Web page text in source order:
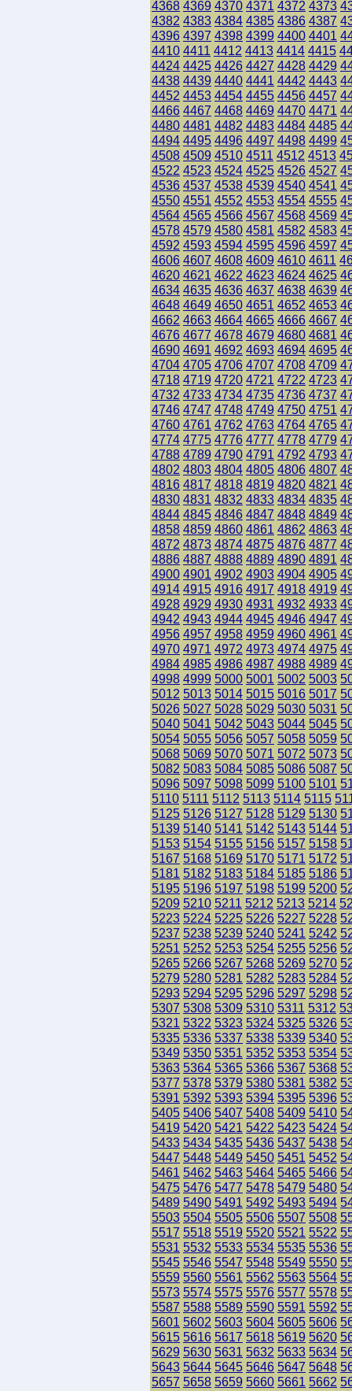
4368 4369 4370 4371 4372 4373
4382 4383 4384 4385 4386 4387
4396 4397 4398 4399 4400 4401
4410 4411 4412 4413 4414 4415
4424 4425 4426 4427 4428 4429
4438 4439 4440 4441 4442 4443
4452 4453 4454 4455 4456 4457
4466 4467 4468 4469 4470 4471
4480 4481 4482 4483 4484 4485
4494 4495 4496 4497 4498 4499
4508 4509 4510 4511 4512 4513
4522 4523 4524 4525 4526 4527
4536 4537 4538 4539 4540 4541
4550 4551 4552 4553 4554 4555
4564 4565 4566 4567 4568 4569
4578 4579 4580 4581 4582 4583
4592 4593 4594 4595 4596 4597
4606 4607 4608 4609 4610 4611
4620 4621 4622 4623 4624 4625
4634 4635 4636 4637 4638 4639
4648 4649 4650 4651 4652 4653
4662 4663 4664 4665 4666 4667
4676 4677 4678 4679 4680 4681
4690 4691 4692 4693 4694 4695
4704 4705 4706 4707 4708 4709
4718 4719 4720 4721 4722 4723
4732 4733 4734 4735 4736 4737
4746 4747 4748 4749 4750 4751
4760 4761 4762 4763 4764 4765
4774 4775 4776 4777 4778 4779
4788 4789 4790 4791 4792 4793
4802 4803 4804 4805 4806 4807
4816 4817 4818 4819 4820 4821
4830 4831 4832 4833 4834 4835
4844 4845 4846 4847 4848 4849
4858 4859 4860 4861 4862 4863
4872 4873 4874 4875 4876 4877
4886 4887 4888 4889 4890 4891
4900 4901 4902 4903 4904 4905
4914 4915 4916 4917 4918 4919
4928 4929 4930 4931 4932 4933
4942 4943 4944 4945 4946 4947
4956 4957 4958 4959 4960 4961
4970 4971 4972 4973 4974 4975
4984 4985 4986 4987 4988 4989
4998 4999 5000 5001 5002 5003
5012 5013 5014 5015 5016 5017
5026 5027 5028 5029 5030 5031
5040 5041 5042 5043 5044 5045
5054 5055 5056 5057 5058 5059
5068 5069 5070 5071 5072 5073
5082 5083 5084 5085 5086 5087
5096 5097 5098 5099 5100 5101
5110 5111 5112 5113 5114 5115
5125 5126 5127 5128 5129 5130
5139 5140 5141 5142 5143 5144
5153 5154 5155 5156 5157 5158
5167 5168 5169 5170 5171 5172
5181 5182 5183 5184 5185 5186
5195 5196 5197 5198 5199 5200
5209 5210 5211 5212 5213 5214
5223 5224 5225 5226 5227 5228
5237 5238 5239 5240 5241 5242
5251 5252 5253 5254 5255 5256
5265 5266 5267 5268 5269 5270
5279 5280 5281 5282 5283 5284
5293 5294 5295 5296 5297 5298
5307 5308 5309 5310 5311 5312
5321 5322 5323 5324 5325 5326
5335 5336 5337 5338 5339 5340
5349 5350 5351 5352 5353 5354
5363 5364 5365 5366 5367 5368
5377 5378 5379 5380 5381 5382
5391 5392 5393 5394 5395 5396
5405 5406 5407 5408 5409 5410
5419 5420 5421 5422 5423 5424
5433 5434 5435 5436 5437 5438
5447 5448 5449 5450 5451 5452
5461 5462 5463 5464 5465 5466
5475 5476 5477 5478 5479 5480
5489 5490 5491 5492 5493 5494
5503 5504 5505 5506 5507 5508
5517 5518 5519 5520 5521 5522
5531 5532 5533 5534 5535 5536
5545 5546 5547 5548 5549 5550
5559 5560 5561 5562 5563 5564
5573 5574 5575 5576 5577 5578
5587 5588 5589 5590 5591 5592
5601 5602 5603 5604 5605 5606
5615 5616 5617 5618 5619 5620
5629 5630 5631 5632 5633 5634
5643 5644 5645 5646 5647 5648
5657 5658 5659 5660 5661 5662